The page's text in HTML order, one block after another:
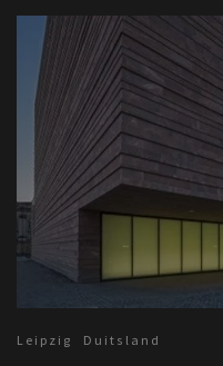
Leipzig Duitsland